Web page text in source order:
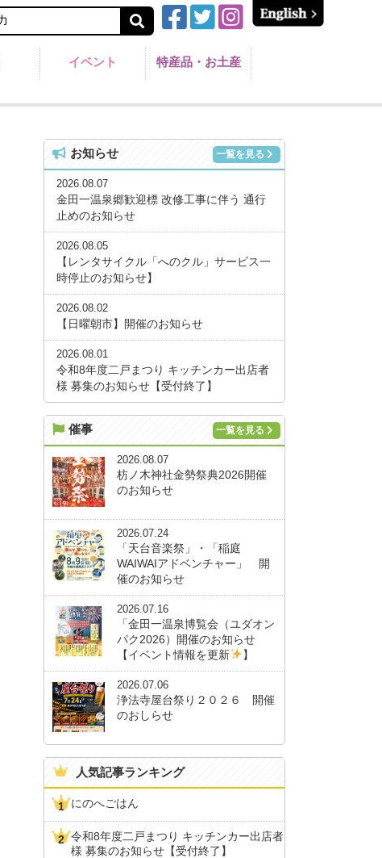
イベント 特産品・お土産
お知らせ 一覧を見る
2026.08.07
金田一温泉郷歓迎標 改修工事に伴う 通行
止めのお知らせ
2026.08.05
【レンタサイクル「へのクル」サービス一
時停止のお知らせ】
2026.08.02
【日曜朝市】開催のお知らせ
2026.08.01
令和8年度二戸まつり キッチンカー出店者
様 募集のお知らせ【受付終了】
催事 一覧を見る
2026.08.07
枋ノ木神社金勢祭典2026開催
のお知らせ
2026.07.24
「天台音楽祭」・「稲庭
WAIWAIアドベンチャー」 開
催のお知らせ
2026.07.16
「金田一温泉博覧会（ユダオン
パク2026）開催のお知らせ
【イベント情報を更新
】
2026.07.06
浄法寺屋台祭り２０２６ 開催
のおしらせ
人気記事ランキング
にのへごはん
令和8年度二戸まつり キッチンカー出店者
様 募集のお知らせ【受付終了】